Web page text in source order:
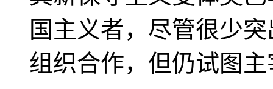
国主义者，尽管很少
组织合作，但仍试图